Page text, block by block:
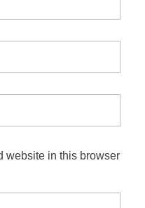
website in this browser